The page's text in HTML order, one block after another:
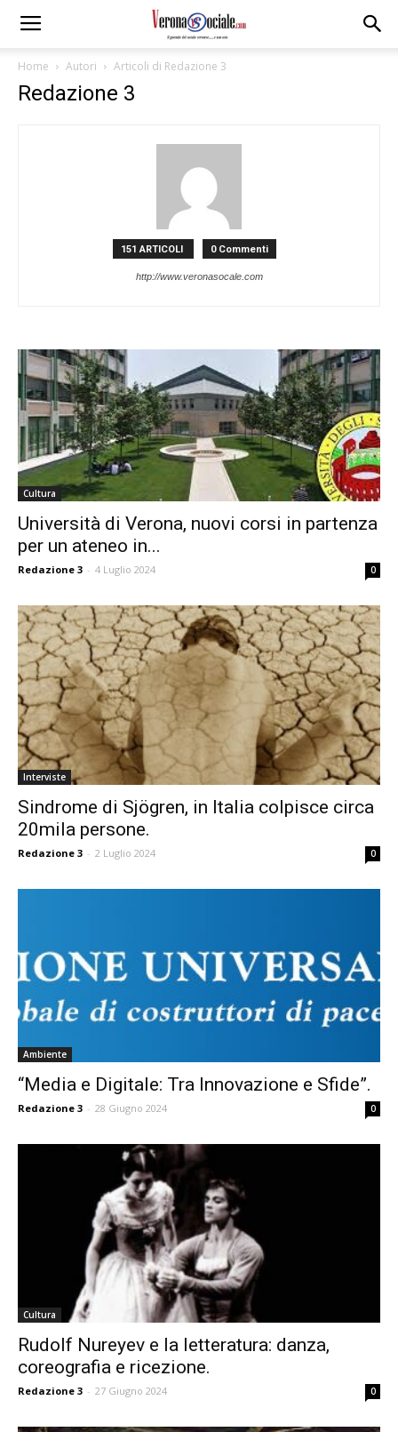
Home Autori Articoli di Redazione 3
Redazione 3
151 ARTICOLI 0 Commenti
http://www.veronasocale.com
Cultura
Università di Verona, nuovi corsi in partenza
per un ateneo in...
Redazione 3 - 4 Luglio 2024 0
Interviste
Sindrome di Sjögren, in Italia colpisce circa
20mila persone.
Redazione 3 - 2 Luglio 2024 0
Ambiente
“Media e Digitale: Tra Innovazione e Sfide”.
Redazione 3 - 28 Giugno 2024 0
Cultura
Rudolf Nureyev e la letteratura: danza,
coreografia e ricezione.
Redazione 3 - 27 Giugno 2024 0